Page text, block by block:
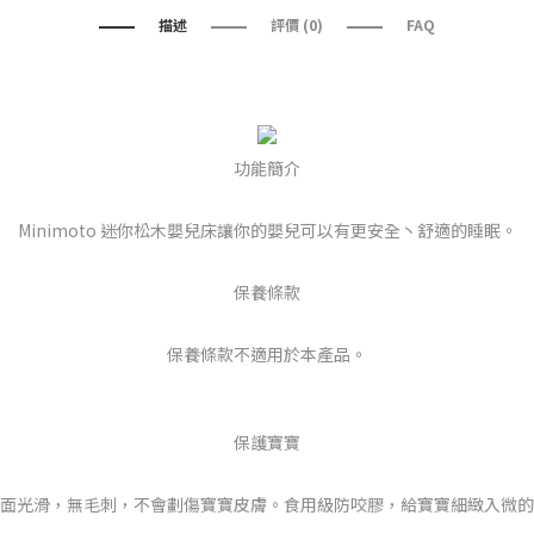
描述 評價 (0) FAQ
功能簡介
Minimoto 迷你松木嬰兒床讓你的嬰兒可以有更安全丶舒適的睡眠。
保養條款
保養條款不適用於本產品。
保護寶寶
光滑，無毛刺，不會劃傷寶寶皮膚。食用級防咬膠，給寶寶細緻入微